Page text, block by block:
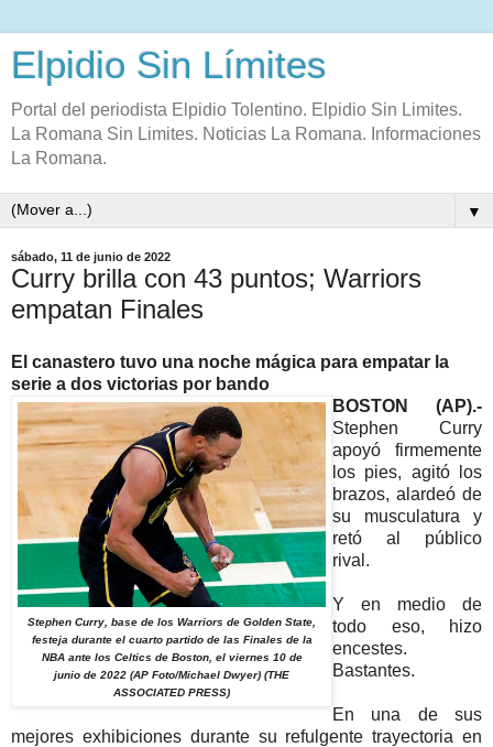
Elpidio Sin Límites
Portal del periodista Elpidio Tolentino. Elpidio Sin Limites.
La Romana Sin Limites. Noticias La Romana. Informaciones
La Romana.
▼
sábado, 11 de junio de 2022
Curry brilla con 43 puntos; Warriors
empatan Finales
El canastero tuvo una noche mágica para empatar la
serie a dos victorias por bando
Stephen Curry, base de los Warriors de Golden State,
festeja durante el cuarto partido de las Finales de la
NBA ante los Celtics de Boston, el viernes 10 de
junio de 2022 (AP Foto/Michael Dwyer) (THE
ASSOCIATED PRESS)
BOSTON (AP).-
Stephen Curry
apoyó firmemente
los pies, agitó los
brazos, alardeó de
su musculatura y
retó al público
rival.
Y en medio de
todo eso, hizo
encestes.
Bastantes.
En una de sus
mejores exhibiciones durante su refulgente trayectoria en